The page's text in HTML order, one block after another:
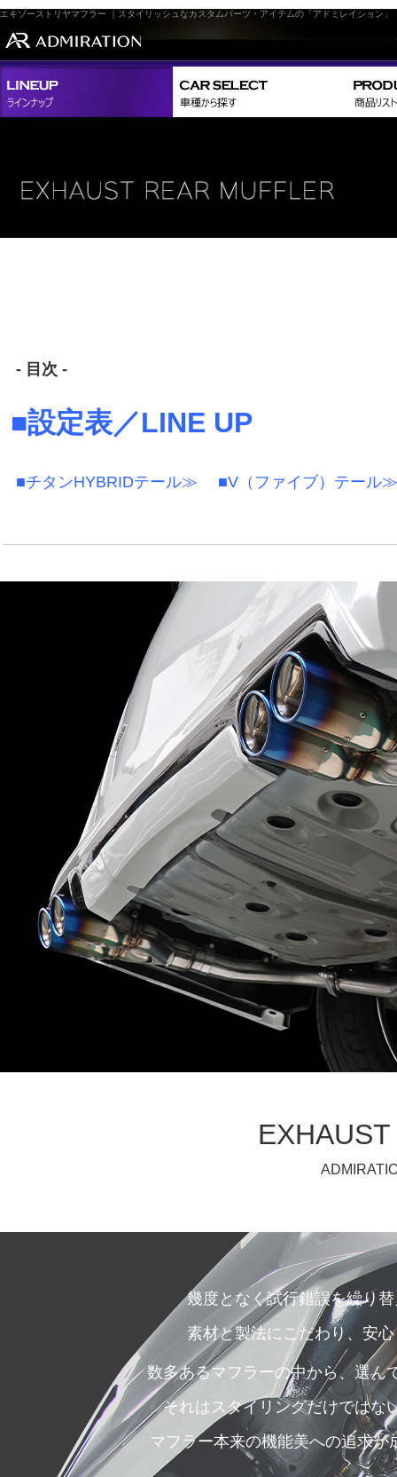
エキゾーストリヤマフラー ｜スタイリッシュなカスタムパーツ・アイテムの「アドミレイション」
- 目次 -
■設定表／LINE UP
■チタンHYBRIDテール≫ ■V（ファイブ）テール≫
幾度となく試行錯誤を繰り
素材と製法にこだわり、安
数多あるマフラーの中から、選ん
それはスタイリングだけではな
マフラー本来の機能美への追求